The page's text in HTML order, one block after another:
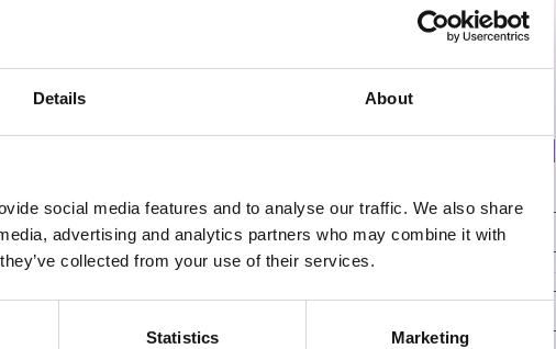
Details About
social media features and to analyse our traffic. We also share
advertising and analytics partners who may combine it with
collected from your use of their services.
Statistics Marketing
Contact
Smallepad 32
3811 MG Amersfoort
Bekijk op Google Maps
Inspiratie mail
Voornaam *
4 + 7 =*